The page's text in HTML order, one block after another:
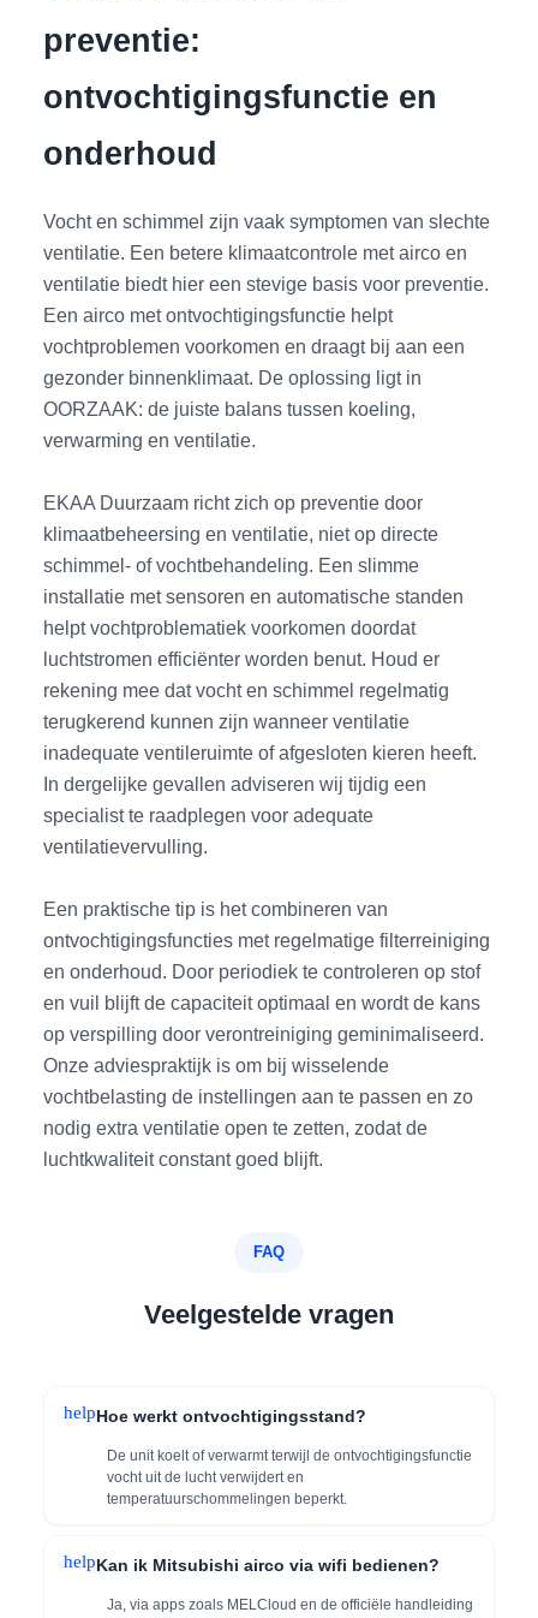
preventie:
ontvochtigingsfunctie en
onderhoud
Vocht en schimmel zijn vaak symptomen van slechte
ventilatie. Een betere klimaatcontrole met airco en
ventilatie biedt hier een stevige basis voor preventie.
Een airco met ontvochtigingsfunctie helpt
vochtproblemen voorkomen en draagt bij aan een
gezonder binnenklimaat. De oplossing ligt in
OORZAAK: de juiste balans tussen koeling,
verwarming en ventilatie.
EKAA Duurzaam richt zich op preventie door
klimaatbeheersing en ventilatie, niet op directe
schimmel- of vochtbehandeling. Een slimme
installatie met sensoren en automatische standen
helpt vochtproblematiek voorkomen doordat
luchtstromen efficiënter worden benut. Houd er
rekening mee dat vocht en schimmel regelmatig
terugkerend kunnen zijn wanneer ventilatie
inadequate ventileruimte of afgesloten kieren heeft.
In dergelijke gevallen adviseren wij tijdig een
specialist te raadplegen voor adequate
ventilatievervulling.
Een praktische tip is het combineren van
ontvochtigingsfuncties met regelmatige filterreiniging
en onderhoud. Door periodiek te controleren op stof
en vuil blijft de capaciteit optimaal en wordt de kans
op verspilling door verontreiniging geminimaliseerd.
Onze adviespraktijk is om bij wisselende
vochtbelasting de instellingen aan te passen en zo
nodig extra ventilatie open te zetten, zodat de
luchtkwaliteit constant goed blijft.
FAQ
Veelgestelde vragen
helpHoe werkt ontvochtigingsstand?
De unit koelt of verwarmt terwijl de ontvochtigingsfunctie
vocht uit de lucht verwijdert en
temperatuurschommelingen beperkt.
helpKan ik Mitsubishi airco via wifi bedienen?
Ja, via apps zoals MELCloud en de officiële handleiding